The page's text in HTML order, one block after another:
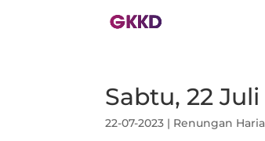
Sabtu, 22 Juli
22-07-2023 | Renungan